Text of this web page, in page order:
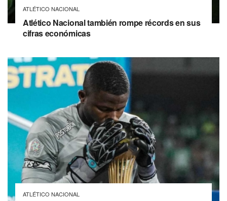
ATLÉTICO NACIONAL
Atlético Nacional también rompe récords en sus
cifras económicas
ATLÉTICO NACIONAL